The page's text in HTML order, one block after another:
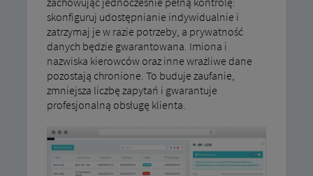
skonfiguruj udostępnianie indywidualnie i
zatrzymaj je w razie potrzeby, a prywatność
danych będzie gwarantowana. Imiona i
nazwiska kierowców oraz inne wrażliwe dane
pozostają chronione. To buduje zaufanie,
zmniejsza liczbę zapytań i gwarantuje
profesjonalną obsługę klienta.